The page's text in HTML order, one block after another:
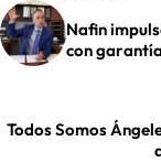
Nafin
con
Todos Somos